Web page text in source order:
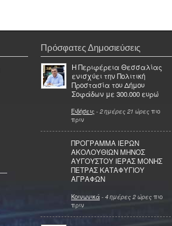
Πρόσφατες Δημοσιεύσεις
Η Περιφέρεια Θεσσαλίας
ενισχύει την Πολιτική
Προστασία του Δήμου
Σοφάδων με 300.000 ευρώ
Ειδήσεις - 2 ημέρες 21 ώρες πιο
πριν
ΠΡΟΓΡΑΜΜΑ ΙΕΡΩΝ
ΑΚΟΛΟΥΘΙΩΝ ΜΗΝΟΣ
ΑΥΓΟΥΣΤΟΥ ΙΕΡΑΣ ΜΟΝΗΣ
ΠΕΤΡΑΣ ΚΑΤΑΦΥΓΙΟΥ
ΑΓΡΑΦΩΝ
Κοινωνικά - 4 ημέρες 2 ώρες πιο
πριν